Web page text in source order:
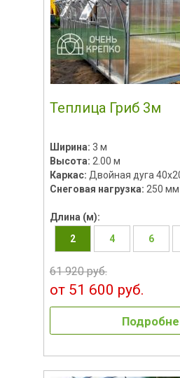
Теплица Гриб 3м
Ширина: 3 м
Высота: 2.00 м
Каркас: Двойная дуга
Снеговая нагрузка: 250 мм
Длина (м):
2
4 6
61 920 руб.
от 51 600 руб.